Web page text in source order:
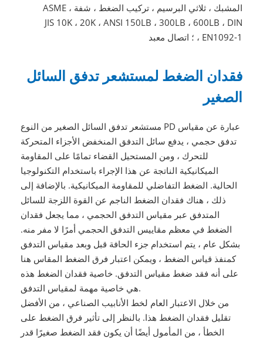
المشبك ، ثلاثي البرسيم ، تركيب الضغط ، شفة ASME ،
JIS 10K ، 20K ، ANSI 150LB ، 300LB ، 600LB ، DIN
، EN1092-1 ؛ اتصال معبد
فقدان الضغط لمستشعر تدفق السائل
الصغير
مستشعر تدفق السائل الصغير من النوع PD عبارة عن مقياس
تدفق حجمي ، يدفع سائل التدفق المنخفض الأجزاء المتحركة
للتحرك ، ومن المستحيل القضاء تمامًا على المقاومة
الميكانيكية الناتجة عن هذا الإجراء باستخدام التكنولوجيا
الحالية. الضغط التفاضلي للمقاومة الميكانيكية. بالإضافة إلى
ذلك ، هناك فقدان الضغط الناجم عن القوة اللزجة للسائل
المتدفق عبر مقياس التدفق الحجمي ، مما يجعل فقدان
الضغط في معظم مقاييس التدفق الحجمي أمرًا لا مفر منه.
بشكل عام ، يتم استخدام جزء الحافة قبل وبعد مقياس التدفق
كمنفذ قياس الضغط ، ويمكن اعتبار فرق الضغط المقاس هنا
على أنه فقد ضغط مقياس التدفق. خاصية فقدان الضغط هذه
هي خاصية مهمة لمقياس التدفق.
من خلال الاعتبار العام لخط الأنابيب الصناعي ، من الأفضل
تقليل فقدان الضغط هذا. بالنظر إلى تأثير فرق الضغط على
الخطأ ، من المأمول أيضًا أن يكون فقد الضغط صغيرًا قدر